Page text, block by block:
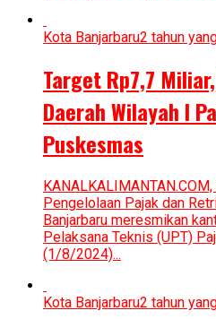
Kota Banjarbaru2 tahun
Target Rp7,7
Daerah Wilayah I
Puskesmas
Pengelolaan Pajak dan
Banjarbaru meresmikan
Pelaksana Teknis (UPT)
(1/8/2024)...
Kota Banjarbaru2 tahun